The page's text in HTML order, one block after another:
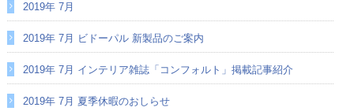
2019年 7月
2019年 7月 ビドーパル 新製品のご案内
2019年 7月 インテリア雑誌「コンフォルト」掲載記事紹介
2019年 7月 夏季休暇のおしらせ